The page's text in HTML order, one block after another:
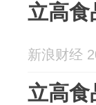
立高食
新浪财经
立高食